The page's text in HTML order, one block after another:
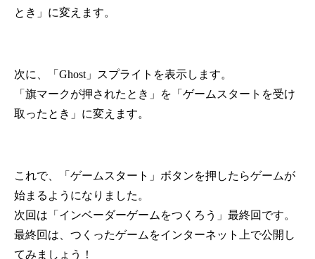
とき」に変えます。
次に、「Ghost」スプライトを表示します。
「旗マークが押されたとき」を「ゲームスタートを受け
取ったとき」に変えます。
これで、「ゲームスタート」ボタンを押したらゲームが
始まるようになりました。
次回は「インベーダーゲームをつくろう」最終回です。
最終回は、つくったゲームをインターネット上で公開し
てみましょう！